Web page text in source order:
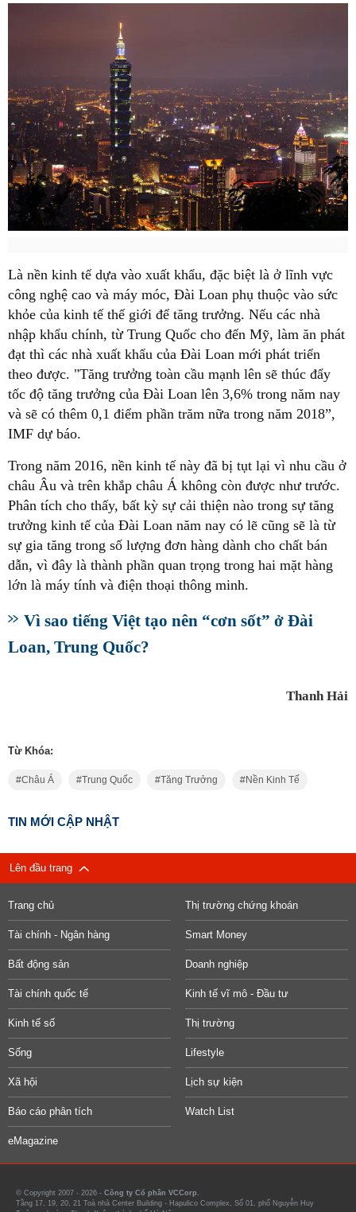
Là nền kinh tế dựa vào xuất khẩu, đặc biệt là ở lĩnh vực
công nghệ cao và máy móc, Đài Loan phụ thuộc vào sức
khỏe của kinh tế thế giới để tăng trưởng. Nếu các nhà
nhập khẩu chính, từ Trung Quốc cho đến Mỹ, làm ăn phát
đạt thì các nhà xuất khẩu của Đài Loan mới phát triển
theo được. "Tăng trưởng toàn cầu mạnh lên sẽ thúc đẩy
tốc độ tăng trưởng của Đài Loan lên 3,6% trong năm nay
và sẽ có thêm 0,1 điểm phần trăm nữa trong năm 2018”,
IMF dự báo.
Trong năm 2016, nền kinh tế này đã bị tụt lại vì nhu cầu ở
châu Âu và trên khắp châu Á không còn được như trước.
Phân tích cho thấy, bất kỳ sự cải thiện nào trong sự tăng
trưởng kinh tế của Đài Loan năm nay có lẽ cũng sẽ là từ
sự gia tăng trong số lượng đơn hàng dành cho chất bán
dẫn, vì đây là thành phần quan trọng trong hai mặt hàng
lớn là máy tính và điện thoại thông minh.
Vì sao tiếng Việt tạo nên “cơn sốt” ở Đài
Loan, Trung Quốc?
Thanh Hải
Từ Khóa:
Châu Á Trung Quốc Tăng Trưởng Nền Kinh Tế
TIN MỚI CẬP NHẬT
Lên đầu trang
Trang chủ Thị trường chứng khoán
Tài chính - Ngân hàng Smart Money
Bất động sản Doanh nghiệp
Tài chính quốc tế Kinh tế vĩ mô - Đầu tư
Kinh tế số Thị trường
Sống Lifestyle
Xã hội Lịch sự kiện
Báo cáo phân tích Watch List
eMagazine
© Copyright 2007 - 2026 - Công ty Cổ phần VCCorp.
Tầng 17, 19, 20, 21 Toà nhà Center Building - Hapulico Complex, Số 01, phố Nguyễn Huy